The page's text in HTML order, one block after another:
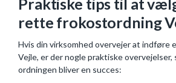
Praktiske tips til at
rette frokostordning
Hvis din virksomhed overvejer at indføre
Vejle, er der nogle praktiske overvejelser,
ordningen bliver en succes: